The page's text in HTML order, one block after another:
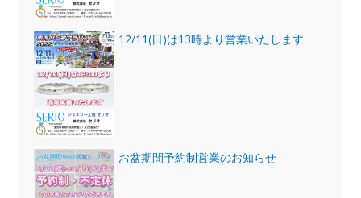
12/11(日)は13時より営業いたします
お盆期間予約制営業のお知らせ